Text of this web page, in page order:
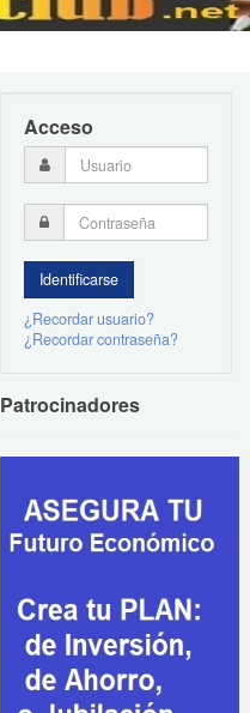
Acceso
¿Recordar usuario?
¿Recordar contraseña?
Patrocinadores